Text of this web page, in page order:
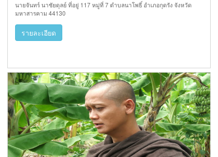
นายจันทร์ นาชัยดุลย์ ที่อยู่ 117 หมู่ที่ 7 ตำบลนาโพธิ์ อำเภอกุดรัง จังหวัด
มหาสารคาม 44130
รายละเอียด